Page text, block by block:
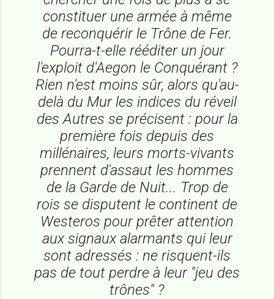
constituer une armée à même
de reconquérir le Trône de Fer.
Pourra-t-elle rééditer un jour
l'exploit d'Aegon le Conquérant ?
Rien n'est moins sûr, alors qu'au-
delà du Mur les indices du réveil
des Autres se précisent : pour la
première fois depuis des
millénaires, leurs morts-vivants
prennent d'assaut les hommes
de la Garde de Nuit... Trop de
rois se disputent le continent de
Westeros pour prêter attention
aux signaux alarmants qui leur
sont adressés : ne risquent-ils
pas de tout perdre à leur "jeu des
trônes" ?